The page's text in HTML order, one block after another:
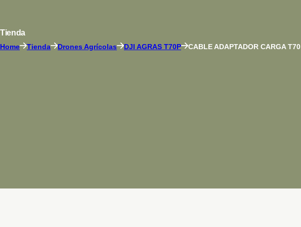
Tienda
Home Tienda Drones Agrícolas DJI AGRAS T70P CABLE ADAPTADOR CARGA T70